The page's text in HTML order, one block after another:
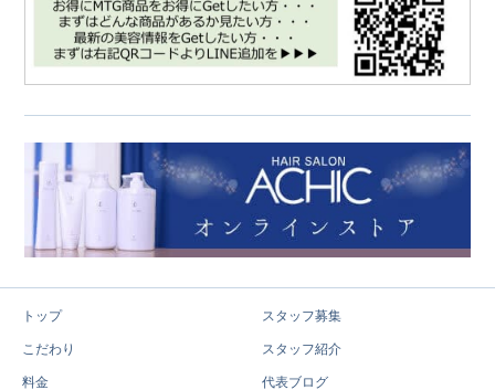
トップ
こだわり
料金
スタッフ募集
スタッフ紹介
代表ブログ